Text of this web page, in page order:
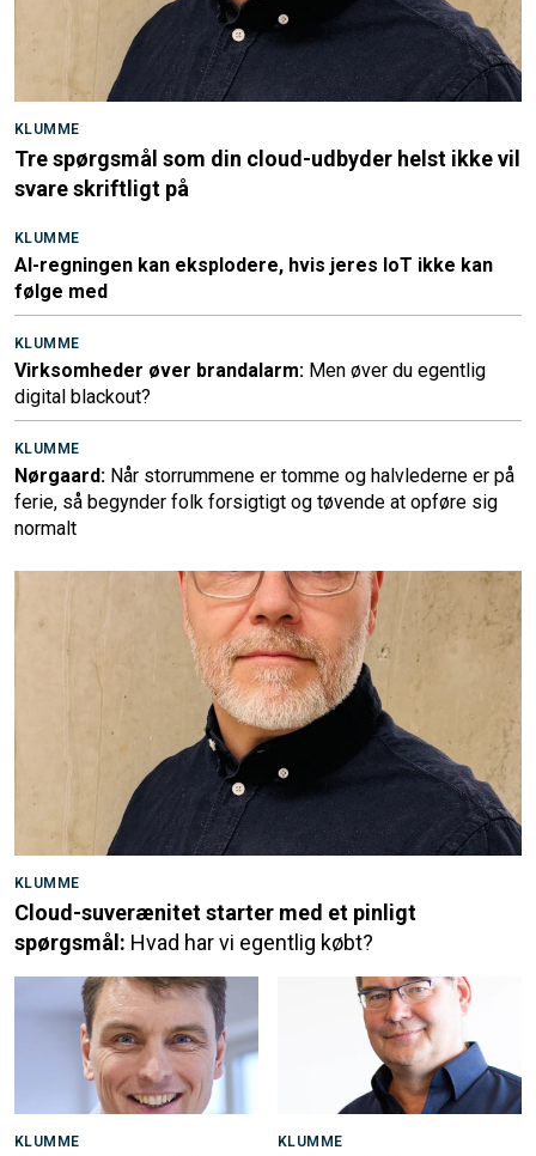
KLUMME
Tre spørgsmål som din cloud-udbyder helst ikke vil
svare skriftligt på
KLUMME
AI-regningen kan eksplodere, hvis jeres IoT ikke kan
følge med
KLUMME
Virksomheder øver brandalarm: Men øver du egentlig
digital blackout?
KLUMME
Nørgaard: Når storrummene er tomme og halvlederne er på
ferie, så begynder folk forsigtigt og tøvende at opføre sig
normalt
KLUMME
Cloud-suverænitet starter med et pinligt
spørgsmål: Hvad har vi egentlig købt?
KLUMME KLUMME